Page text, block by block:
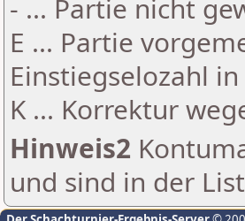
- ... Partie nicht
E ... Partie
Einstiegselozahl
K ... Korrektur
Hinweis2
und sind in der